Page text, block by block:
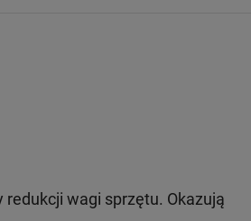
wagi sprzętu. Okazują